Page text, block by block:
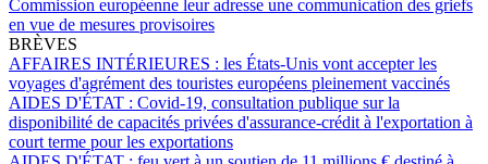
Commission européenne leur adresse une communication des griefs
en vue de mesures provisoires
BRÈVES
AFFAIRES INTÉRIEURES : les États-Unis vont accepter les
voyages d'agrément des touristes européens pleinement vaccinés
AIDES D'ÉTAT : Covid-19, consultation publique sur la
disponibilité de capacités privées d'assurance-crédit à l'exportation à
court terme pour les exportations